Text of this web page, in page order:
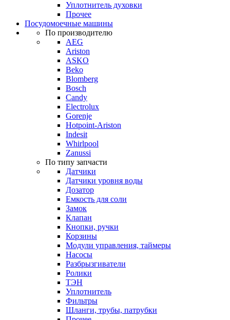
Уплотнитель духовки
Прочее
Посудомоечные машины
По производителю
AEG
Ariston
ASKO
Beko
Blomberg
Bosch
Candy
Electrolux
Gorenje
Hotpoint-Ariston
Indesit
Whirlpool
Zanussi
По типу запчасти
Датчики
Датчики уровня воды
Дозатор
Емкость для соли
Замок
Клапан
Кнопки, ручки
Корзины
Модули управления, таймеры
Насосы
Разбрызгиватели
Ролики
ТЭН
Уплотнитель
Фильтры
Шланги, трубы, патрубки